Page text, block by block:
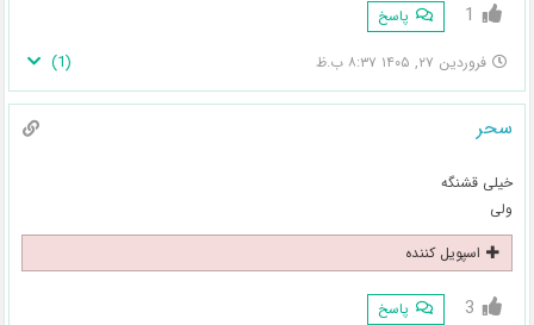
1 پاسخ
فروردین ۲۷, ۱۴۰۵ ۸:۳۷ ب.ظ (
1
)
سحر
خیلی قشنگه
ولی
اسپویل کننده
3 پاسخ